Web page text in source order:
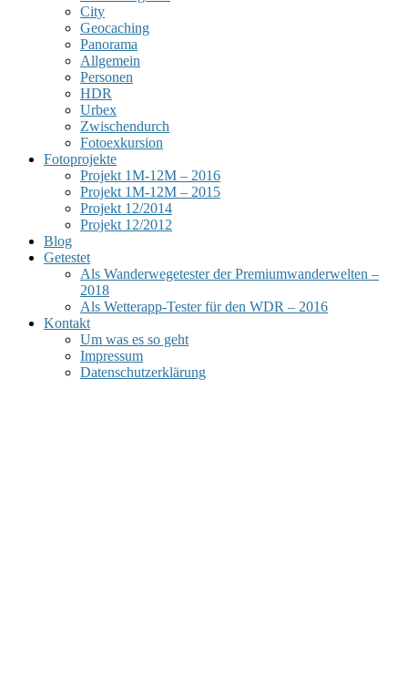
City
Geocaching
Panorama
Allgemein
Personen
HDR
Urbex
Zwischendurch
Fotoexkursion
Fotoprojekte
Projekt 1M-12M – 2016
Projekt 1M-12M – 2015
Projekt 12/2014
Projekt 12/2012
Blog
Getestet
Als Wanderwegetester der Premiumwanderwelten –
2018
Als Wetterapp-Tester für den WDR – 2016
Kontakt
Um was es so geht
Impressum
Datenschutzerklärung